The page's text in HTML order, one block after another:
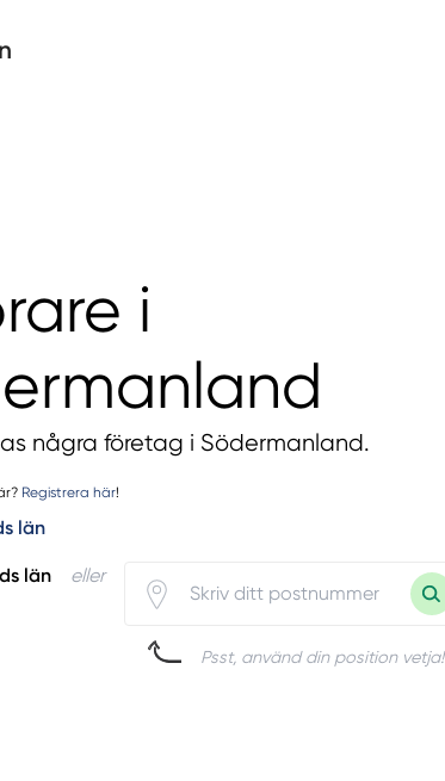
i
några företag i Södermanland.
Registrera här!
län
län eller
Psst, använd din position vetja!